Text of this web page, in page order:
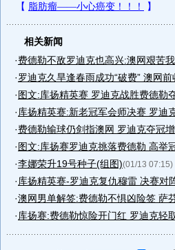
相关新闻
·费德勒不敌罗迪克也高兴:澳网艰苦
·罗迪克久旱逢春雨成功“破费” 澳网
·图文:库扬精英赛 罗迪克战胜费德勒
· 库扬精英赛:新老冠军会师决赛 罗迪
·费德勒输球仍剑指澳网 罗迪克夺冠
·图文:库扬赛罗迪克挑落费德勒 高举
·李娜荣升19号种子(组图)(01/13 07:15)
· 库扬精英赛-罗迪克复仇穆雷 决赛对
·澳网男单解签:费德勒不惧凶险签 萨
· 库扬赛:费德勒惊险开门红 罗迪克轻